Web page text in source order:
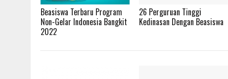
Beasiswa Terbaru Program
Non-Gelar Indonesia Bangkit
2022
26 Perguruan Tinggi
Kedinasan Dengan Beasiswa